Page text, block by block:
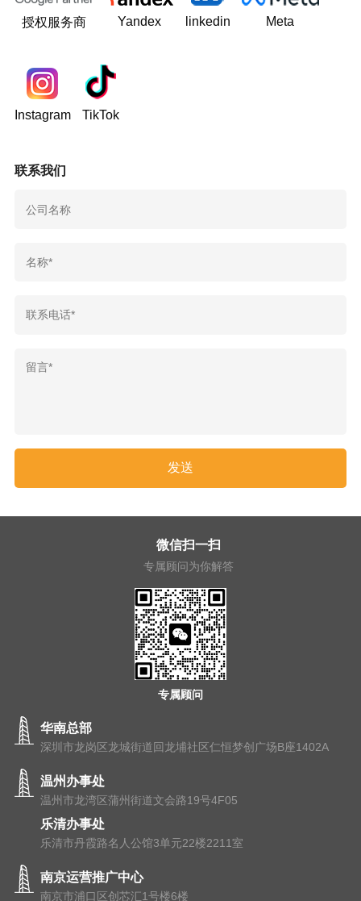
授权服务商 Yandex linkedin Meta
Instagram TikTok
联系我们
专属顾问
微信扫一扫
专属顾问为你解答
华南总部
深圳市龙岗区龙城街道回龙埔社区仁恒梦创广场B座1402A
温州办事处
温州市⻰湾区蒲州街道⽂会路19号4F05
乐清办事处
乐清市丹霞路名人公馆3单元22楼2211室
南京运营推广中心
南京市浦⼝区创芯汇1号楼6楼